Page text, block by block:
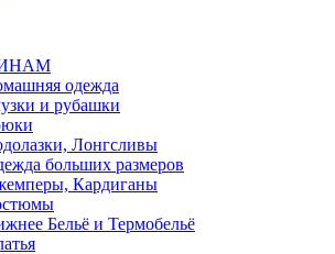
одежда
и рубашки
Лонгсливы
больших размеров
Кардиганы
Бельё и Термобельё